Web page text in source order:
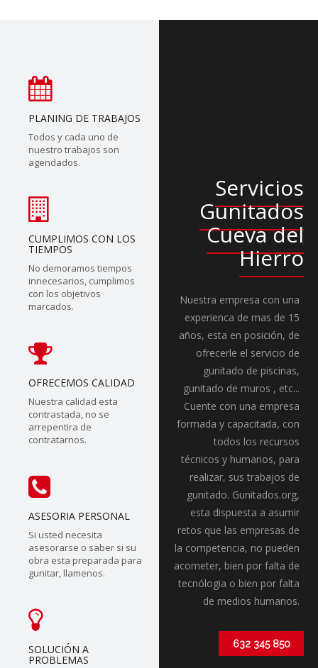
PLANING DE TRABAJOS
Todos y cada uno de
nuestro trabajos son
agendados.
CUMPLIMOS CON LOS
TIEMPOS
No demoramos tiempos
innecesarios, cumplimos
con los objetivos
marcados.
OFRECEMOS CALIDAD
Nuestra calidad esta
contrastada, no se
arrepentira de
contratarnos.
ASESORIA PERSONAL
Si usted necesita
asesorarse o saber si su
obra esta preparada para
gunitar, llamenos.
SOLUCIÓN A
PROBLEMAS
Servicios
Gunitados
Cueva del
Hierro
Nuestra empresa con una
experienca de mas de 15
años, esta en posición, de
ofrecerle el servicio de
gunitado de piscinas,
gunitado de muros , etc...
Cuente con una empresa
formada y capacitada, con
todos los recursos
técnicos y humanos, para
realizar, sus trabajos de
gunitado. Gunitados.org,
esta dispuesta a asumir
retos que las empresas de
la competencia, no pueden
acometer, bien por falta de
tecnólogia o bien por falta
de medios humanos.
632 345 850